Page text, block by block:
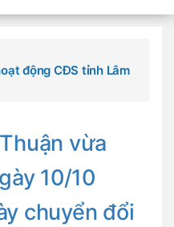
động CĐS tỉnh Lâm
vừa
10/10
chuyển đổi